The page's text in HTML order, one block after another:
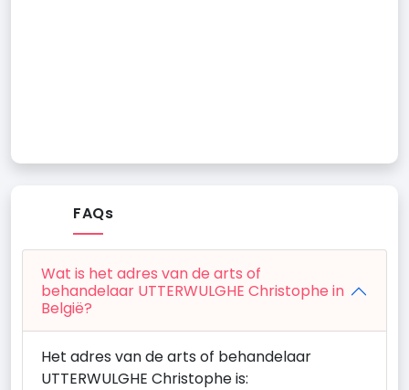
FAQs
Wat is het adres van de arts of
behandelaar UTTERWULGHE Christophe in
België?
Het adres van de arts of behandelaar
UTTERWULGHE Christophe is: